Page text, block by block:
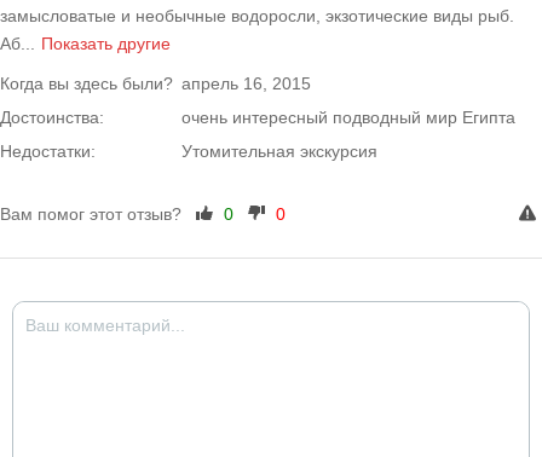
замысловатые и необычные водоросли, экзотические виды рыб.
Аб
Показать другие
Когда вы здесь были? апрель 16, 2015
Достоинства:
очень интересный подводный мир Египта
Недостатки:
Утомительная экскурсия
Вам помог этот отзыв? 0 0